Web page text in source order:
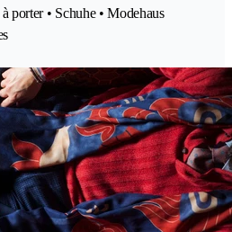
porter • Schuhe • Modehaus